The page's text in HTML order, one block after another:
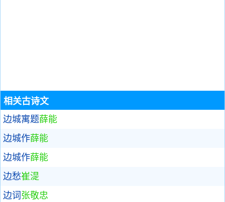
相关古诗文
边城寓题薛能
边城作薛能
边城作薛能
边愁崔湜
边词 张敬忠